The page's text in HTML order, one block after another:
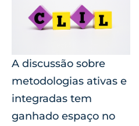
A discussão sobre
metodologias ativas e
integradas tem
ganhado espaço no